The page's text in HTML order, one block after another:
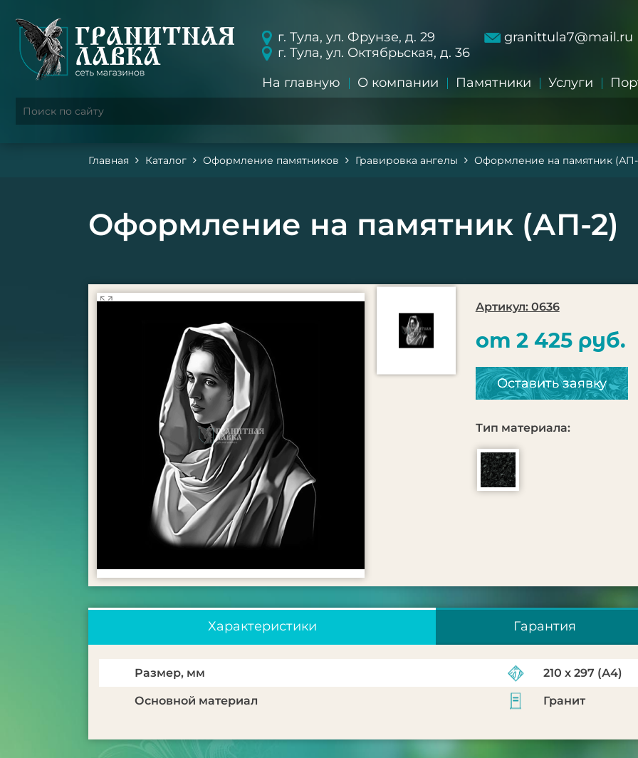
г. Тула, ул. Фрунзе, д. 29
г. Тула, ул. Октябрьская, д. 36
granittula7@mail.ru
На главную О компании Памятники Услуги
Главная Каталог Оформление памятников Гравировка ангелы Оформление на памятник
Оформление на памятник (АП-2)
Артикул: 0636
от 2 425 руб.
Оставить заявку
Тип материала:
Характеристики Гарантия
Размер, мм 210 х 297 (А4)
Основной материал Гранит